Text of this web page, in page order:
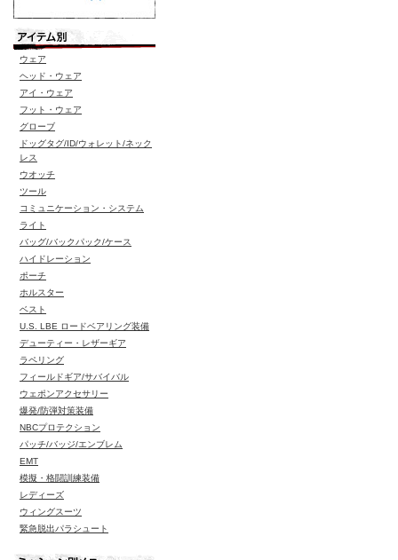
ウェア
ヘッド・ウェア
アイ・ウェア
フット・ウェア
グローブ
ドッグタグ/ID/ウォレット/ネック
レス
ウオッチ
ツール
コミュニケーション・システム
ライト
バッグ/バックパック/ケース
ハイドレーション
ポーチ
ホルスター
ベスト
U.S. LBE ロードベアリング装備
デューティー・レザーギア
ラペリング
フィールドギア/サバイバル
ウェポンアクセサリー
爆発/防弾対策装備
NBCプロテクション
パッチ/バッジ/エンブレム
EMT
模擬・格闘訓練装備
レディーズ
ウィングスーツ
緊急脱出パラシュート